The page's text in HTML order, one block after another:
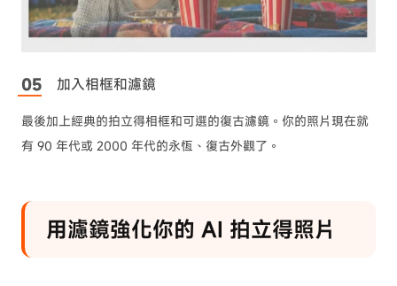
加入相框和濾鏡
最後加上經典的拍立得相框和可選的復古濾鏡。你的照片現在就
有 90 年代或 2000 年代的永恆、復古外觀了。
用濾鏡強化你的 AI 拍立得照片